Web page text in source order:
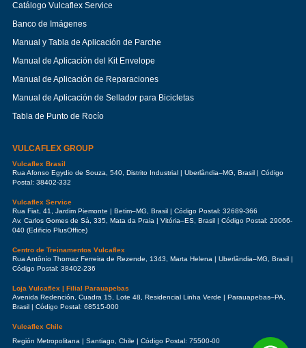
Catálogo Vulcaflex Service
Banco de Imágenes
Manual y Tabla de Aplicación de Parche
Manual de Aplicación del Kit Envelope
Manual de Aplicación de Reparaciones
Manual de Aplicación de Sellador para Bicicletas
Tabla de Punto de Rocío
VULCAFLEX GROUP
Vulcaflex Brasil
Rua Afonso Egydio de Souza, 540, Distrito Industrial | Uberlândia–MG, Brasil | Código
Postal: 38402-332
Vulcaflex Service
Rua Fiat, 41, Jardim Piemonte | Betim–MG, Brasil | Código Postal: 32689-366
Av. Carlos Gomes de Sá, 335, Mata da Praia | Vitória–ES, Brasil | Código Postal: 29066-
040 (Edificio PlusOffice)
Centro de Treinamentos Vulcaflex
Rua Antônio Thomaz Ferreira de Rezende, 1343, Marta Helena | Uberlândia–MG, Brasil |
Código Postal: 38402-236
Loja Vulcaflex | Filial Parauapebas
Avenida Redención, Cuadra 15, Lote 48, Residencial Linha Verde | Parauapebas–PA,
Brasil | Código Postal: 68515-000
Vulcaflex Chile
Región Metropolitana | Santiago, Chile | Código Postal: 75500-00